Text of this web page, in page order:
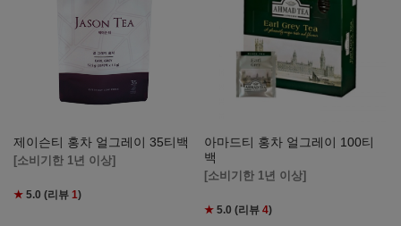
제이슨티 홍차 얼그레이 35티백
[소비기한 1년 이상]
★ 5.0 (리뷰 1)
아마드티 홍차 얼그레이 100티
백
[소비기한 1년 이상]
★ 5.0 (리뷰4)